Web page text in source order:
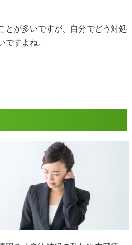
とが多いですが、自分でどう対処
ですよね。